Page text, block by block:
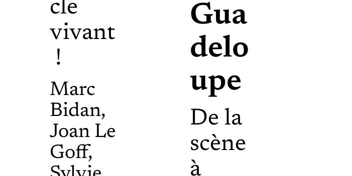
cle
vivant
!
Marc
Bidan
Joan Le
Goff
Gua
delo
upe
De la
scène
à